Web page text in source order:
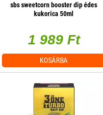
sbs sweetcorn booster dip édes
kukorica 50ml
1 989 Ft
KOSÁRBA